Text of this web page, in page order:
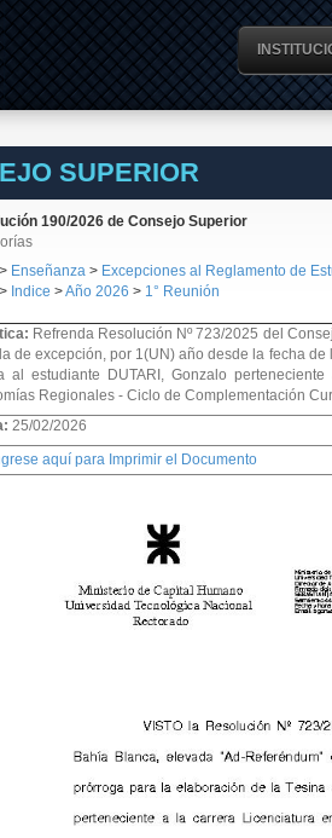
SUPERIOR
190/2026 de Consejo Superior
Enseñanza > Excepciones al Reglamento de
Indice >Año 2026 > 1° Reunión
Refrenda Resolución Nº 723/2025 del
de excepción, por 1(UN) año desde la fecha
al estudiante DUTARI, Gonzalo
Regionales - Ciclo de Complementación
25/02/2026
aquí para Imprimir el Documento